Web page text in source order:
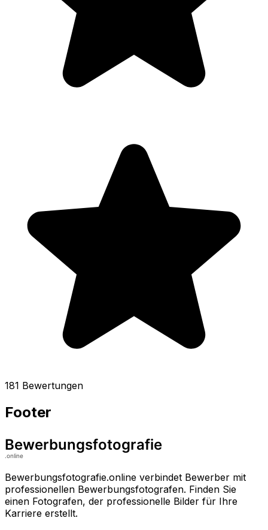
181 Bewertungen
Footer
Bewerbungsfotografie.online verbindet Bewerber mit
professionellen Bewerbungsfotografen. Finden Sie
einen Fotografen, der professionelle Bilder für Ihre
Karriere erstellt.